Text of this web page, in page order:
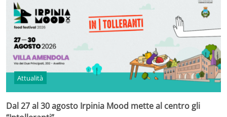
Attualità
Dal 27 al 30 agosto Irpinia Mood mette al centro gli